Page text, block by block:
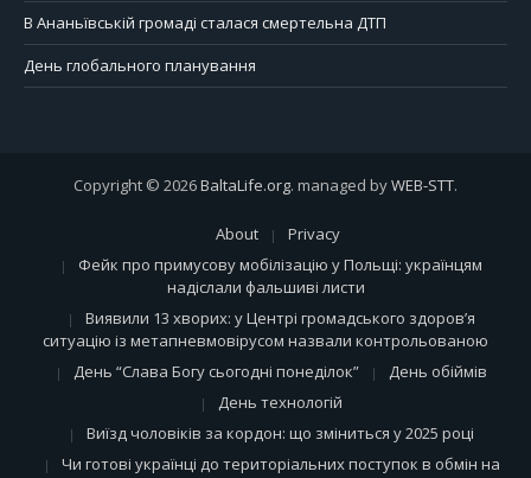
В Ананьївській громаді сталася смертельна ДТП
День глобального планування
Copyright © 2026BaltaLife.org. managed byWEB-STT.
About
Privacy
Фейк про примусову мобілізацію у Польщі: українцям
надіслали фальшиві листи
Виявили 13 хворих: у Центрі громадського здоров’я
ситуацію із метапневмовірусом назвали контрольованою
День “Слава Богу сьогодні понеділок”
День обіймів
День технологій
Виїзд чоловіків за кордон: що зміниться у 2025 році
Чи готові українці до територіальних поступок в обмін на